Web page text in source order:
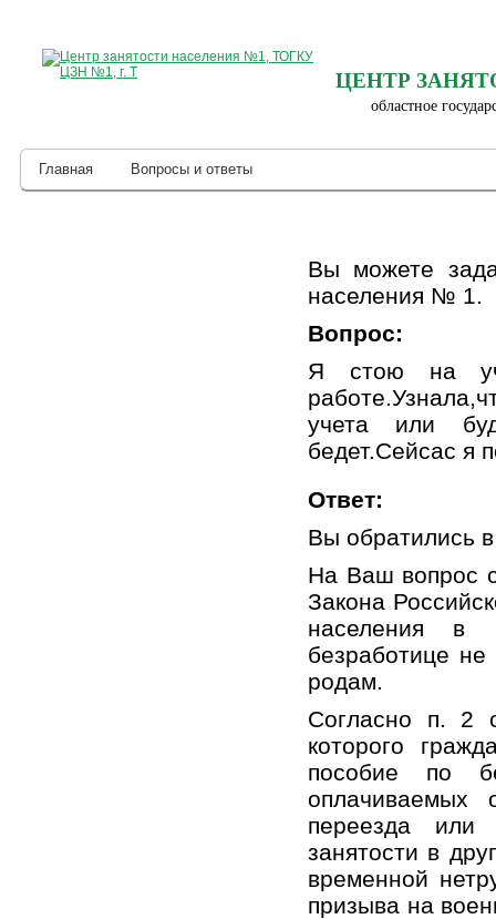
ЦЕНТР
областное
Главная Вопросы и ответы
Вы можете
населения № 1.
Вопрос:
Я стою на
учета или
бедет.Сейсас я
Ответ:
Вы обратились
На Ваш вопрос
Закона
населения в
безработице
родам.
Согласно п. 2
которого
пособие по
оплачиваемых
переезда или
занятости в
временной
призыва на